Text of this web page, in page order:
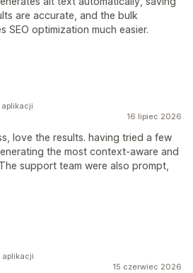
are accurate, and the bulk
SEO optimization much easier.
16 lipiec 2026
love the results. having tried a few
the most context-aware and
support team were also prompt,
aplikacji
15 czerwiec 2026
aplikacji